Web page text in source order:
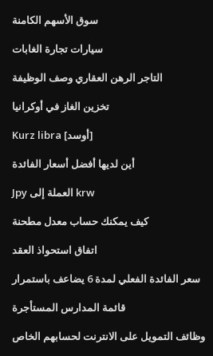
سوق الأسهم الكامنة
سيارات تجارة الغابات
التاجر الرهن العقاري وصف الوظيفة
تخزين الغاز في أوكرانيا
Kurz libra [أوسد]
أين لديها أفضل أسعار الفائدة
Jpy العملة إلى krw
كيف يمكنك حساب معدل مطحنة
اتفاق استحواذ العقد
سعر الفائدة الفعلي لمدة 6 يضاعف باستمرار
قائمة المدارس المستأجرة
وظائف التمويل على الانترنت لحسابهم الخاص